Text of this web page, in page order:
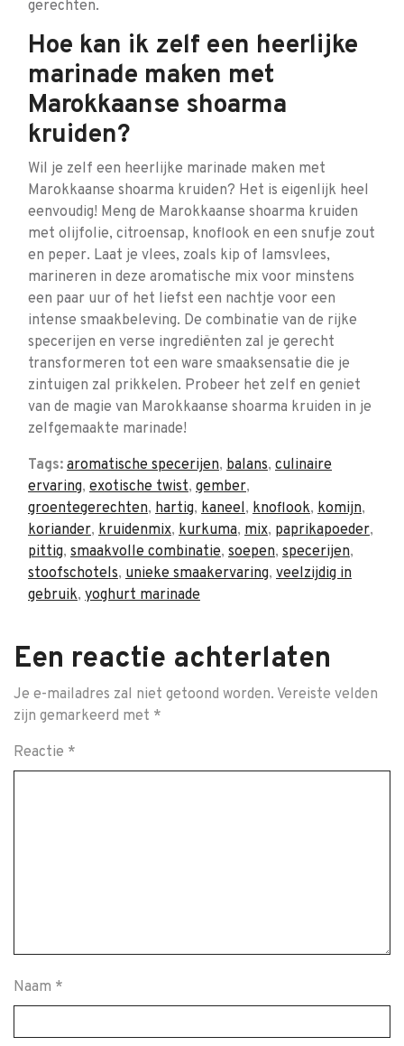
gerechten.
Hoe kan ik zelf een heerlijke
marinade maken met
Marokkaanse shoarma
kruiden?
Wil je zelf een heerlijke marinade maken met
Marokkaanse shoarma kruiden? Het is eigenlijk heel
eenvoudig! Meng de Marokkaanse shoarma kruiden
met olijfolie, citroensap, knoflook en een snufje zout
en peper. Laat je vlees, zoals kip of lamsvlees,
marineren in deze aromatische mix voor minstens
een paar uur of het liefst een nachtje voor een
intense smaakbeleving. De combinatie van de rijke
specerijen en verse ingrediënten zal je gerecht
transformeren tot een ware smaaksensatie die je
zintuigen zal prikkelen. Probeer het zelf en geniet
van de magie van Marokkaanse shoarma kruiden in je
zelfgemaakte marinade!
Tags: aromatische specerijen, balans, culinaire
ervaring, exotische twist, gember,
groentegerechten, hartig, kaneel, knoflook, komijn,
koriander, kruidenmix, kurkuma, mix, paprikapoeder,
pittig, smaakvolle combinatie, soepen, specerijen,
stoofschotels, unieke smaakervaring, veelzijdig in
gebruik, yoghurt marinade
Een reactie achterlaten
Je e-mailadres zal niet getoond worden. Vereiste velden
zijn gemarkeerd met *
Reactie *
Naam *